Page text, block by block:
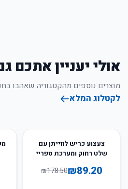
אולי יעניין אתכם
מוצרים נוספים מהקטגוריה שאהבו
לקטלוג המלא
50
צעצוע כריש לווייתן עם
שלט רחוק ומערכת ספריי
₪89.20
₪178.50
%